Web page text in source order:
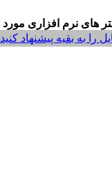
را به بقیه پیشنهاد کنید